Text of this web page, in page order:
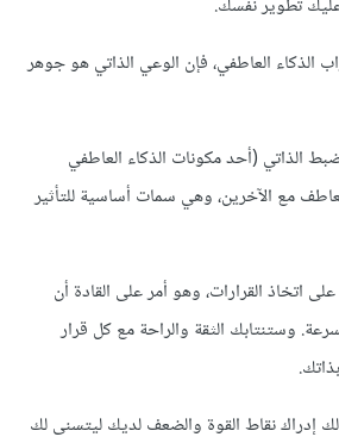
الذكاء العاطفي، فإن الوعي الذاتي هو جوهر
الذاتي (أحد مكونات الذكاء العاطفي
مع الآخرين، وهي سمات أساسية للتأثير
اتخاذ القرارات، وهو أمر على القادة أن
وستنتابك الثقة والراحة مع كل قرار
إدراك نقاط القوة والضعف لديك ليتسنى لك